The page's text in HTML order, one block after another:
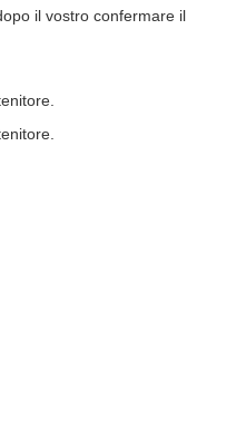
il vostro confermare il